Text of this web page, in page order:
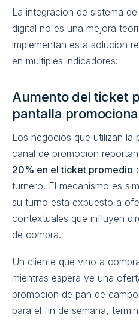
La integracion de sistema
digital no es una mejora
implementan esta solucion
en multiples indicadores:
Aumento del ticket
pantalla
Los negocios que utilizan la
canal de promocion
20% en el ticket promedio
turnero. El mecanismo es
su turno esta expuesto a
contextuales que influyen
de compra.
Un cliente que vino a
mientras espera ve una
promocion de pan de
para el fin de semana,